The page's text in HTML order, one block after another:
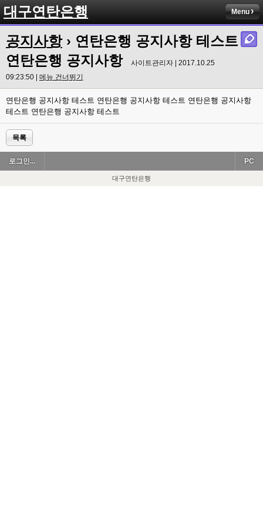
대구연탄은행 Menu
공지사항› 연탄은행 공지사항 테스트
연탄은행 공지사항
사이트관리자 | 2017.10.25
09:23:50 | 메뉴 건너뛰기
연탄은행 공지사항 테스트 연탄은행 공지사항 테스트 연탄은행 공지사항
테스트 연탄은행 공지사항 테스트
목록
로그인... PC
대구연탄은행